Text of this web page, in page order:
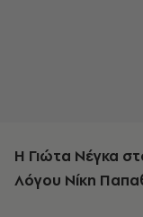
Η Γιώτα Νέγκα
Λόγου Νίκη